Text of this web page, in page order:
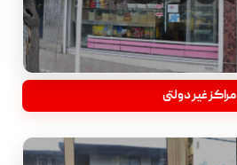
مراکز غیر دولتی